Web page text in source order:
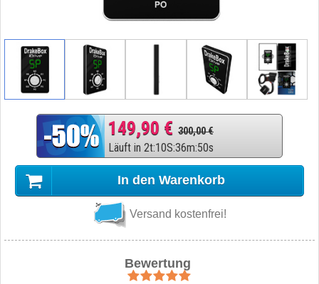
149,90 € 300,00 €
Läuft in 2t:10S:36m:49s
In den Warenkorb
Versand kostenfrei!
Bewertung